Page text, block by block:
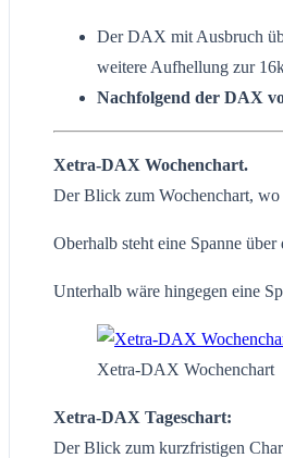
Der DAX mit Ausbruch
weitere Aufhellung zur
Nachfolgend der DAX
Xetra-DAX Wochenchart.
Der Blick zum Wochenchart,
Oberhalb steht eine Spanne
Unterhalb wäre hingegen eine
Xetra-DAX Wochenchart
Xetra-DAX Tageschart:
Der Blick zum kurzfristigen